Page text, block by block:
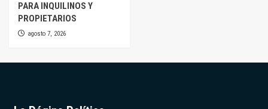
PARA INQUILINOS Y
PROPIETARIOS
agosto 7, 2026